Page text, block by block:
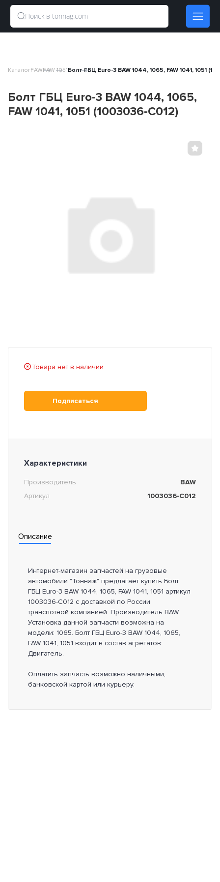
КаталогFAWFAW 1051Болт ГБЦ Euro-3 BAW 1044, 1065, FAW 1041, 1051
Болт ГБЦ Euro-3 BAW 1044, 1065,
FAW 1041, 1051 (1003036-C012)
Товара нет в наличии
Подписаться
Характеристики
Производитель
BAW
Артикул
1003036-C012
Описание
Интернет-магазин запчастей на грузовые
автомобили "Тоннаж" предлагает купить Болт
ГБЦ Euro-3 BAW 1044, 1065, FAW 1041, 1051 артикул
1003036-C012 с доставкой по России
транспотной компанией. Производитель BAW.
Установка данной запчасти возможна на
модели: 1065. Болт ГБЦ Euro-3 BAW 1044, 1065,
FAW 1041, 1051 входит в состав агрегатов:
Двигатель.
Оплатить запчасть возможно наличными,
банковской картой или курьеру.